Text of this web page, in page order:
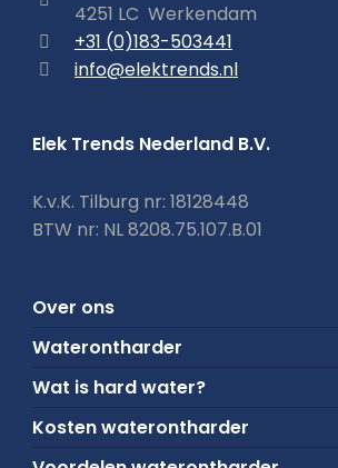
4251 LC Werkendam
+31 (0)183-503441
info@elektrends.nl
Elek Trends Nederland B.V.
K.v.K. Tilburg nr: 18128448
BTW nr: NL 8208.75.107.B.01
Over ons
Waterontharder
Wat is hard water?
Kosten waterontharder